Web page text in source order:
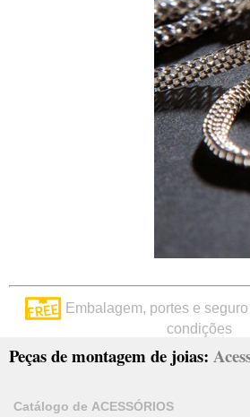
Embalagem, portes e
condições
Peças de montagem de joias:
Catálogo de ACESSÓRIOS